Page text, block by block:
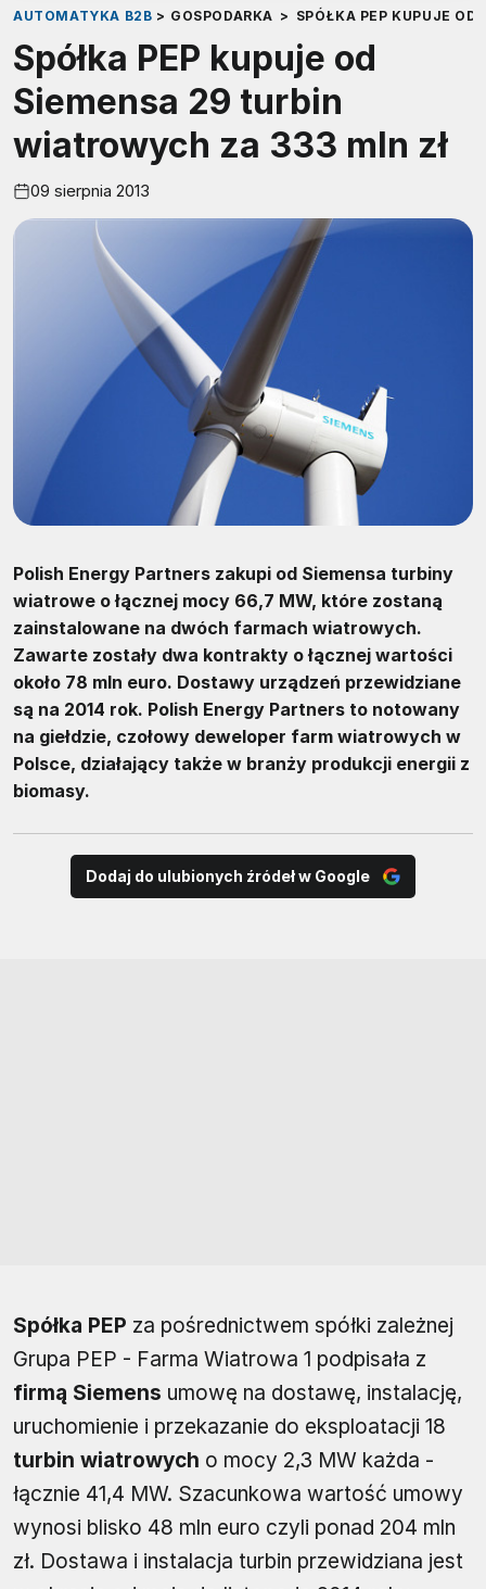
AUTOMATYKA B2B > GOSPODARKA > SPÓŁKA PEP KUPUJE
Spółka PEP kupuje od
Siemensa 29 turbin
wiatrowych za 333 mln zł
09 sierpnia 2013
Polish Energy Partners zakupi od Siemensa turbiny
wiatrowe o łącznej mocy 66,7 MW, które zostaną
zainstalowane na dwóch farmach wiatrowych.
Zawarte zostały dwa kontrakty o łącznej wartości
około 78 mln euro. Dostawy urządzeń przewidziane
są na 2014 rok. Polish Energy Partners to notowany
na giełdzie, czołowy deweloper farm wiatrowych w
Polsce, działający także w branży produkcji energii z
biomasy.
Dodaj do ulubionych źródeł w Google
Spółka PEP za pośrednictwem spółki zależnej
Grupa PEP - Farma Wiatrowa 1 podpisała z
firmą Siemens umowę na dostawę, instalację,
uruchomienie i przekazanie do eksploatacji 18
turbin wiatrowych o mocy 2,3 MW każda -
łącznie 41,4 MW. Szacunkowa wartość umowy
wynosi blisko 48 mln euro czyli ponad 204 mln
zł. Dostawa i instalacja turbin przewidziana jest